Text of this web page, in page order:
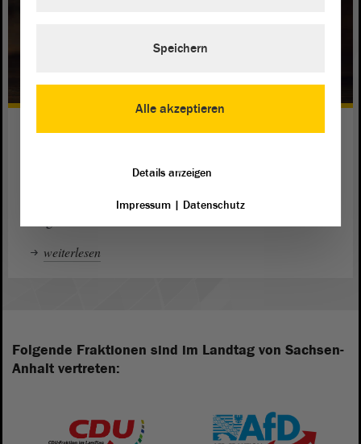
Digitales Gedenkbuch
ein ehrendes Gedenken: Das digitale Gedenkbuch erinnert
an die Frauen und Männer, die die Landespolitik im
weiterlesen
Folgende Fraktionen sind im Landtag von Sachsen-
Anhalt vertreten:
Alle akzeptieren
Speichern
Details anzeigen
Impressum| Datenschutz